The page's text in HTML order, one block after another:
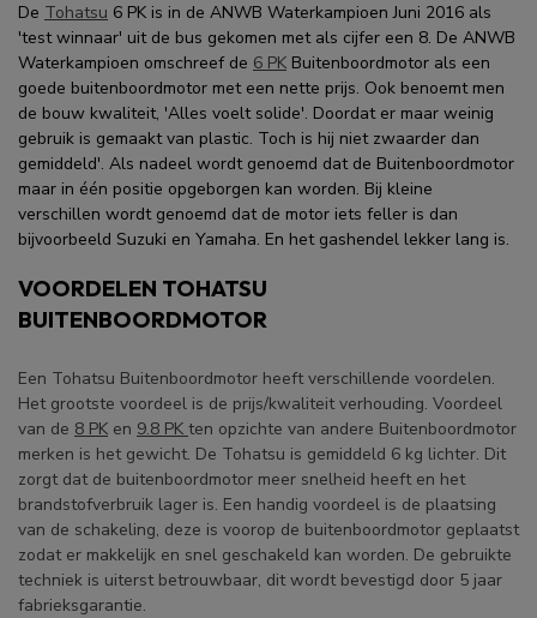
De Tohatsu 6 PK is in de ANWB Waterkampioen Juni 2016 als
'test winnaar' uit de bus gekomen met als cijfer een 8. De ANWB
Waterkampioen omschreef de 6 PK Buitenboordmotor als een
goede buitenboordmotor met een nette prijs. Ook benoemt men
de bouw kwaliteit, 'Alles voelt solide'. Doordat er maar weinig
gebruik is gemaakt van plastic. Toch is hij niet zwaarder dan
gemiddeld'. Als nadeel wordt genoemd dat de Buitenboordmotor
maar in één positie opgeborgen kan worden. Bij kleine
verschillen wordt genoemd dat de motor iets feller is dan
bijvoorbeeld Suzuki en Yamaha. En het gashendel lekker lang is.
VOORDELEN TOHATSU
BUITENBOORDMOTOR
Een Tohatsu Buitenboordmotor heeft verschillende voordelen.
Het grootste voordeel is de prijs/kwaliteit verhouding. Voordeel
van de 8 PK en 9.8 PK ten opzichte van andere Buitenboordmotor
merken is het gewicht. De Tohatsu is gemiddeld 6 kg lichter. Dit
zorgt dat de buitenboordmotor meer snelheid heeft en het
brandstofverbruik lager is. Een handig voordeel is de plaatsing
van de schakeling, deze is voorop de buitenboordmotor geplaatst
zodat er makkelijk en snel geschakeld kan worden. De gebruikte
techniek is uiterst betrouwbaar, dit wordt bevestigd door 5 jaar
fabrieksgarantie.